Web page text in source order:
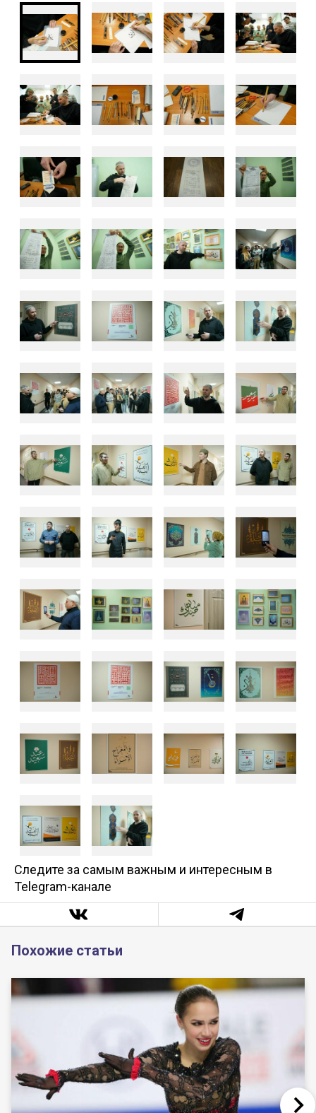
Следите за самым важным и интересным в
Telegram-канале
Похожие статьи